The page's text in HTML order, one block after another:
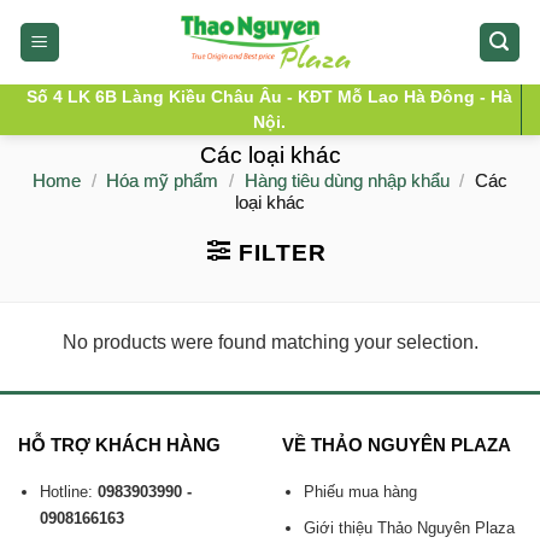
Số 4 LK 6B Làng Kiều Châu Âu - KĐT Mỗ Lao Hà Đông - Hà
Nội.
Các loại khác
Home / Hóa mỹ phẩm / Hàng tiêu dùng nhập khẩu / Các
loại khác
FILTER
No products were found matching your selection.
HỖ TRỢ KHÁCH HÀNG
Hotline: 0983903990 -
0908166163
VỀ THẢO NGUYÊN PLAZA
Phiếu mua hàng
Giới thiệu Thảo Nguyên Plaza